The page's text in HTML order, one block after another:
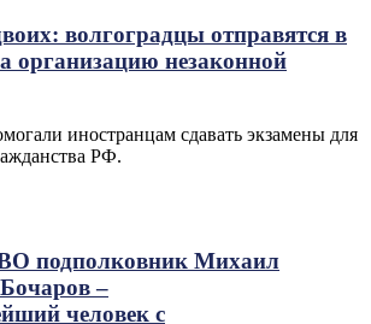
волгоградцы отправятся в
организацию незаконной
иностранцам сдавать экзамены для
РФ.
подполковник Михаил
–
человек с